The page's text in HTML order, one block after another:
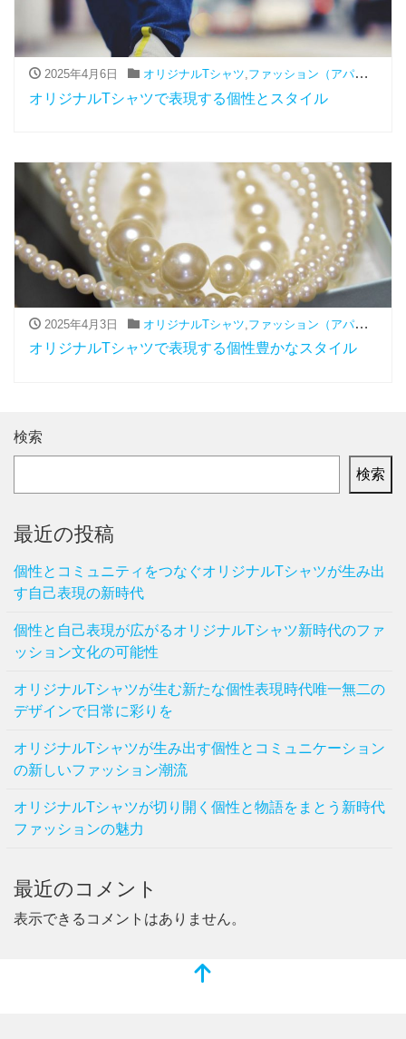
2025年4月6日 オリジナルTシャツ,ファッション（アパレル関連）
オリジナルTシャツで表現する個性とスタイル
2025年4月3日 オリジナルTシャツ,ファッション（アパレル関連）
オリジナルTシャツで表現する個性豊かなスタイル
検索
検索
最近の投稿
個性とコミュニティをつなぐオリジナルTシャツが生み出
す自己表現の新時代
個性と自己表現が広がるオリジナルTシャツ新時代のファ
ッション文化の可能性
オリジナルTシャツが生む新たな個性表現時代唯一無二の
デザインで日常に彩りを
オリジナルTシャツが生み出す個性とコミュニケーション
の新しいファッション潮流
オリジナルTシャツが切り開く個性と物語をまとう新時代
ファッションの魅力
最近のコメント
表示できるコメントはありません。